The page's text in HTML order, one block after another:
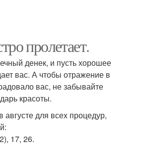
пролетает.
денек, и пусть хорошее
вас. А чтобы отражение в
вас, не забывайте
красоты.
для всех процедур,
17, 26.